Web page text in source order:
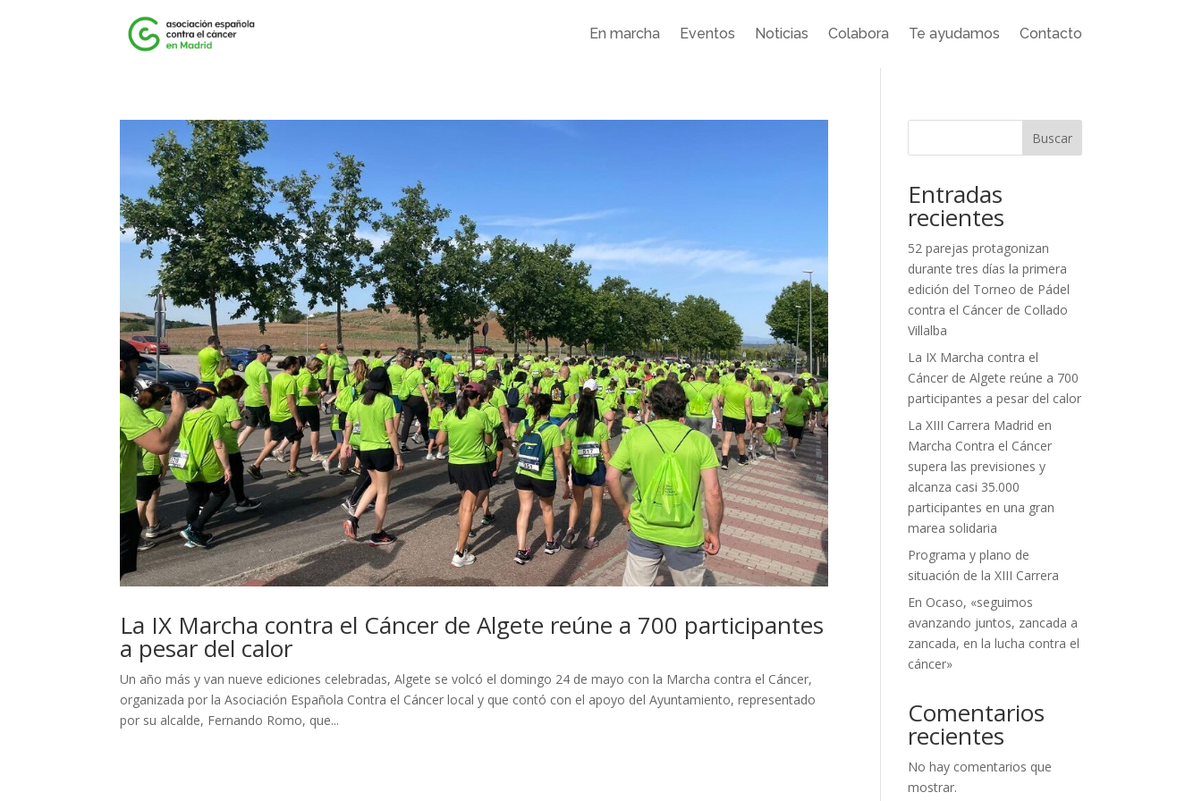
En marcha Eventos Noticias Colabora Te ayudamos Contacto
La IX Marcha contra el Cáncer de Algete reúne a 700 participantes
a pesar del calor
Un año más y van nueve ediciones celebradas, Algete se volcó el domingo 24 de mayo con la Marcha contra el Cáncer,
organizada por la Asociación Española Contra el Cáncer local y que contó con el apoyo del Ayuntamiento, representado
por su alcalde, Fernando Romo, que...
Buscar
Entradas
recientes
52 parejas protagonizan
durante tres días la primera
edición del Torneo de Pádel
contra el Cáncer de Collado
Villalba
La IX Marcha contra el
Cáncer de Algete reúne a 700
participantes a pesar del calor
La XIII Carrera Madrid en
Marcha Contra el Cáncer
supera las previsiones y
alcanza casi 35.000
participantes en una gran
marea solidaria
Programa y plano de
situación de la XIII Carrera
En Ocaso, «seguimos
avanzando juntos, zancada a
zancada, en la lucha contra el
cáncer»
Comentarios
recientes
No hay comentarios que
mostrar.